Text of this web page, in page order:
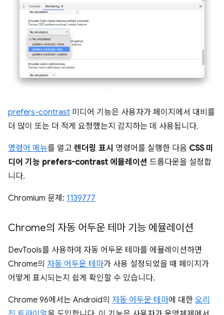
prefers-contrast 미디어 기능은 사용자가 페이지에서 대비를
더 많이 또는 더 적게 요청했는지 감지하는 데 사용됩니다.
명령어 메뉴를 열고 렌더링 표시 명령어를 실행한 다음 CSS 미
디어 기능 prefers-contrast 에뮬레이션 드롭다운을 설정합
니다.
Chromium 문제: 1139777
Chrome의 자동 어두운 테마 기능 에뮬레이션
DevTools를 사용하여 자동 어두운 테마를 에뮬레이션하면
Chrome의 자동 어두운 테마가 사용 설정되었을 때 페이지가
어떻게 표시되는지 쉽게 확인할 수 있습니다.
Chrome 96에서는 Android의 자동 어두운 테마에 대한 오리